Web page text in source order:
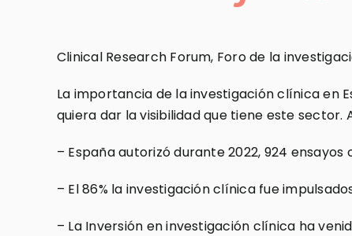
Clinical Research Forum, Foro de la
La importancia de la investigación clínica en
quiera dar la visibilidad que tiene este sector.
– España autorizó durante 2022, 924
– El 86% la investigación clínica fue
– La Inversión en investigación clínica ha